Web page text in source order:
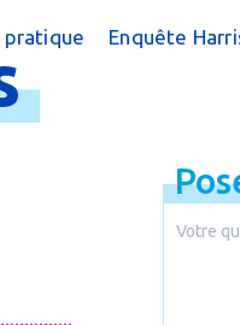
pratique
une cure
des stations
d'une cure
Enquête